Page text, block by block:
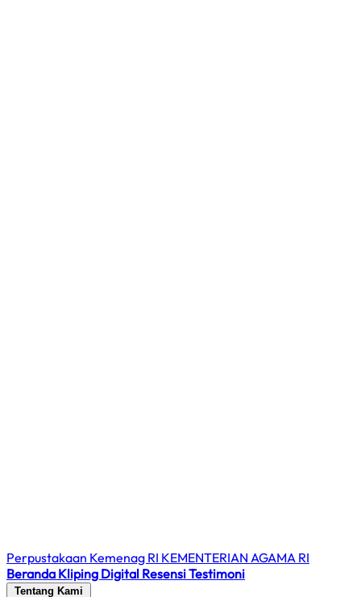
Perpustakaan Kemenag RI KEMENTERIAN AGAMA RI
Beranda Kliping Digital ResensiTestimoni
Tentang Kami